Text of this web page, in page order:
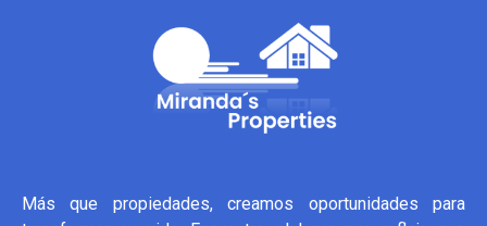
Más que propiedades, creamos oportunidades para